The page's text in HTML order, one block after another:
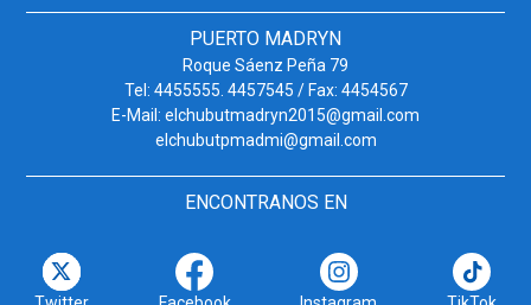
PUERTO MADRYN
Roque Sáenz Peña 79
Tel: 4455555. 4457545 / Fax: 4454567
E-Mail: elchubutmadryn2015@gmail.com
elchubutpmadmi@gmail.com
ENCONTRANOS EN